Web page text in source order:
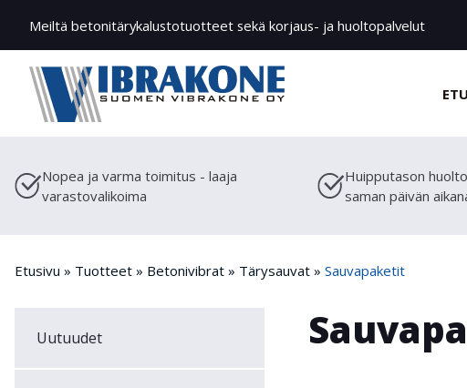
Meiltä betonitärykalustotuotteet sekä korjaus- ja huoltopalvelut
Nopea ja varma toimitus - laaja
varastovalikoima
Huipputason
saman päivän
Etusivu » Tuotteet » Betonivibrat » Tärysauvat » Sauvapaketit
Uutuudet